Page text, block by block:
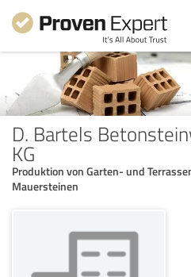
D. Bartels
KG
Produktion von Garten- und
Mauersteinen